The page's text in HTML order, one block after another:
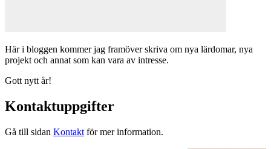
Här i bloggen kommer jag framöver skriva om nya lärdomar, nya
projekt och annat som kan vara av intresse.
Gott nytt år!
Kontaktuppgifter
Gå till sidan Kontakt för mer information.